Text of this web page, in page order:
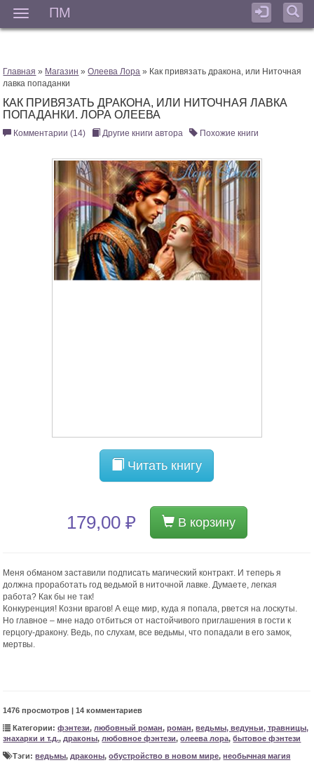
ПМ
Главная » Магазин »Олеева Лора » Как привязать дракона, или Ниточная
лавка попаданки
КАК ПРИВЯЗАТЬ ДРАКОНА, ИЛИ НИТОЧНАЯ ЛАВКА
ПОПАДАНКИ. ЛОРА ОЛЕЕВА
Комментарии (14) Другие книги автора Похожие книги
Читать книгу
179,00 ₽ В корзину
Меня обманом заставили подписать магический контракт. И теперь я
должна проработать год ведьмой в ниточной лавке. Думаете, легкая
работа? Как бы не так!
Конкуренция! Козни врагов! А еще мир, куда я попала, рвется на лоскуты.
Но главное – мне надо отбиться от настойчивого приглашения в гости к
герцогу-дракону. Ведь, по слухам, все ведьмы, что попадали в его замок,
мертвы.
1476 просмотров | 14 комментариев
Категории:фэнтези, любовный роман,роман,ведьмы, ведуньи, травницы,
знахарки и т.д., драконы, любовное фэнтези,олеева лора,бытовое фэнтези
Тэги:ведьмы, драконы,обустройство в новом мире,необычная магия